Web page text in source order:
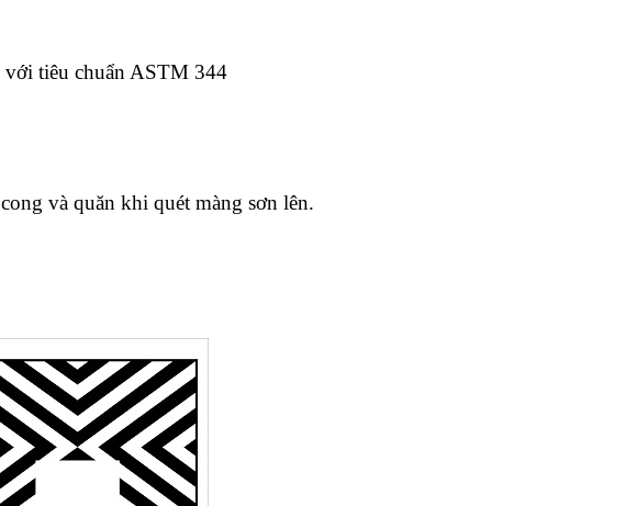
với tiêu chuẩn ASTM 344
và quăn khi quét màng sơn lên.